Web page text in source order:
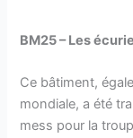
BM25 – Les
Ce bâtiment,
mondiale, a été
mess pour la